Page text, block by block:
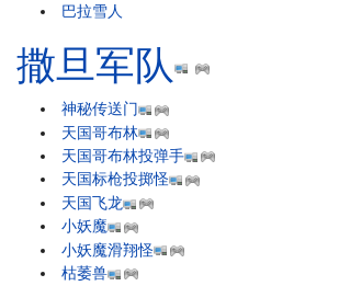
巴拉雪人
撒旦军队
神秘传送门
天国哥布林
天国哥布林投弹手
天国标枪投掷怪
天国飞龙
小妖魔
小妖魔滑翔怪
枯萎兽